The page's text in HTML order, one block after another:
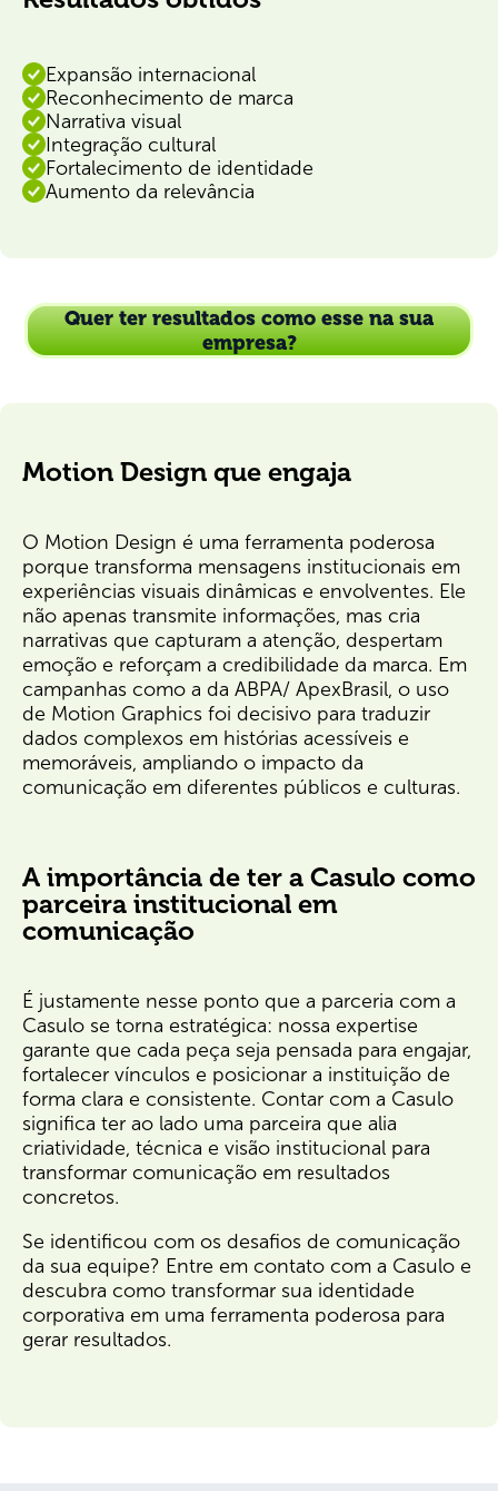
Expansão internacional
Reconhecimento de marca
Narrativa visual
Integração cultural
Fortalecimento de identidade
Aumento da relevância
Quer ter resultados como esse na sua
empresa?
Motion Design que engaja
O Motion Design é uma ferramenta poderosa
porque transforma mensagens institucionais em
experiências visuais dinâmicas e envolventes. Ele
não apenas transmite informações, mas cria
narrativas que capturam a atenção, despertam
emoção e reforçam a credibilidade da marca. Em
campanhas como a da ABPA/ ApexBrasil, o uso
de Motion Graphics foi decisivo para traduzir
dados complexos em histórias acessíveis e
memoráveis, ampliando o impacto da
comunicação em diferentes públicos e culturas.
A importância de ter a Casulo como
parceira institucional em
comunicação
É justamente nesse ponto que a parceria com a
Casulo se torna estratégica: nossa expertise
garante que cada peça seja pensada para engajar,
fortalecer vínculos e posicionar a instituição de
forma clara e consistente. Contar com a Casulo
significa ter ao lado uma parceira que alia
criatividade, técnica e visão institucional para
transformar comunicação em resultados
concretos.
Se identificou com os desafios de comunicação
da sua equipe? Entre em contato com a Casulo e
descubra como transformar sua identidade
corporativa em uma ferramenta poderosa para
gerar resultados.